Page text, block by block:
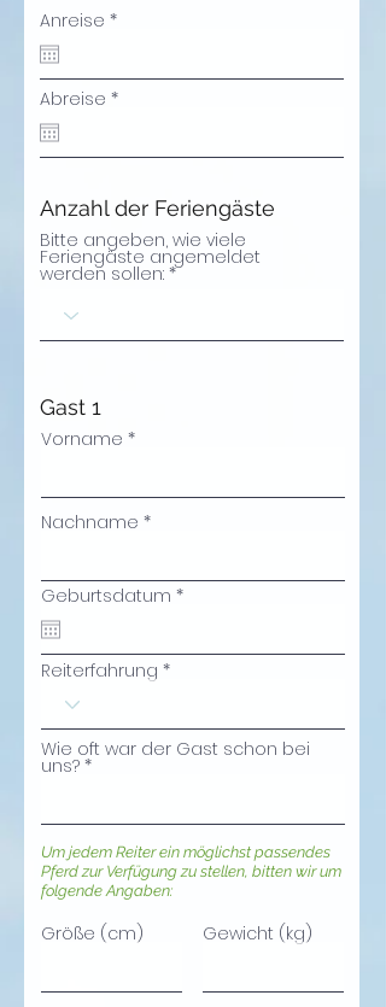
Anreise *r
i
r
Abreise *r
i
e
d
Anzahl der Feriengäste
Bitte angeben, wie viele
Feriengäste angemeldet
werden sollen:
Gast 1
Vorname
Nachname
Geburtsdatum *r
i
Reiterfahrung
Wie oft war der Gast schon bei
uns?
Um jedem Reiter ein möglichst passendes
Pferd zur Verfügung zu stellen, bitten wir um
folgende Angaben:
Größe (cm) Gewicht (kg)